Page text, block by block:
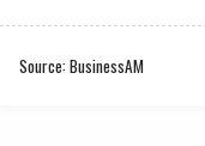
Source: BusinessAM